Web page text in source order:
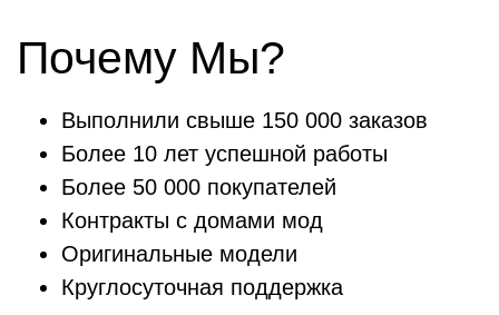
Почему Мы?
Выполнили свыше 150 000 заказов
Более 10 лет успешной работы
Более 50 000 покупателей
Контракты с домами мод
Оригинальные модели
Круглосуточная поддержка